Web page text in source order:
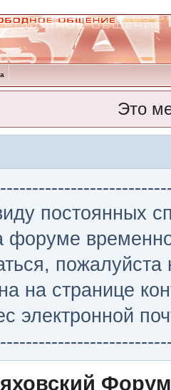
Это
постоянных
форуме
на странице
электронной
Форум